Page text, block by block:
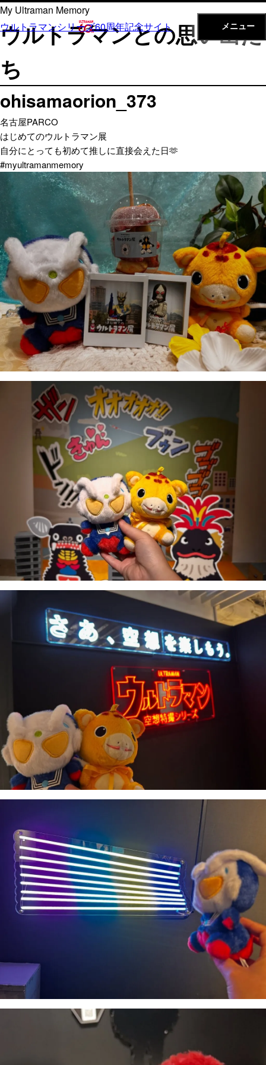
内
容
を
キ
ッ
プ
ウルトラマンシリーズ60周年記念サイト メニュー
My Ultraman Memory
ウルトラマンとの思い出た
ち
ohisamaorion_373
名古屋PARCO
はじめてのウルトラマン展
自分にとっても初めて推しに直接会えた日🫶
#myultramanmemory